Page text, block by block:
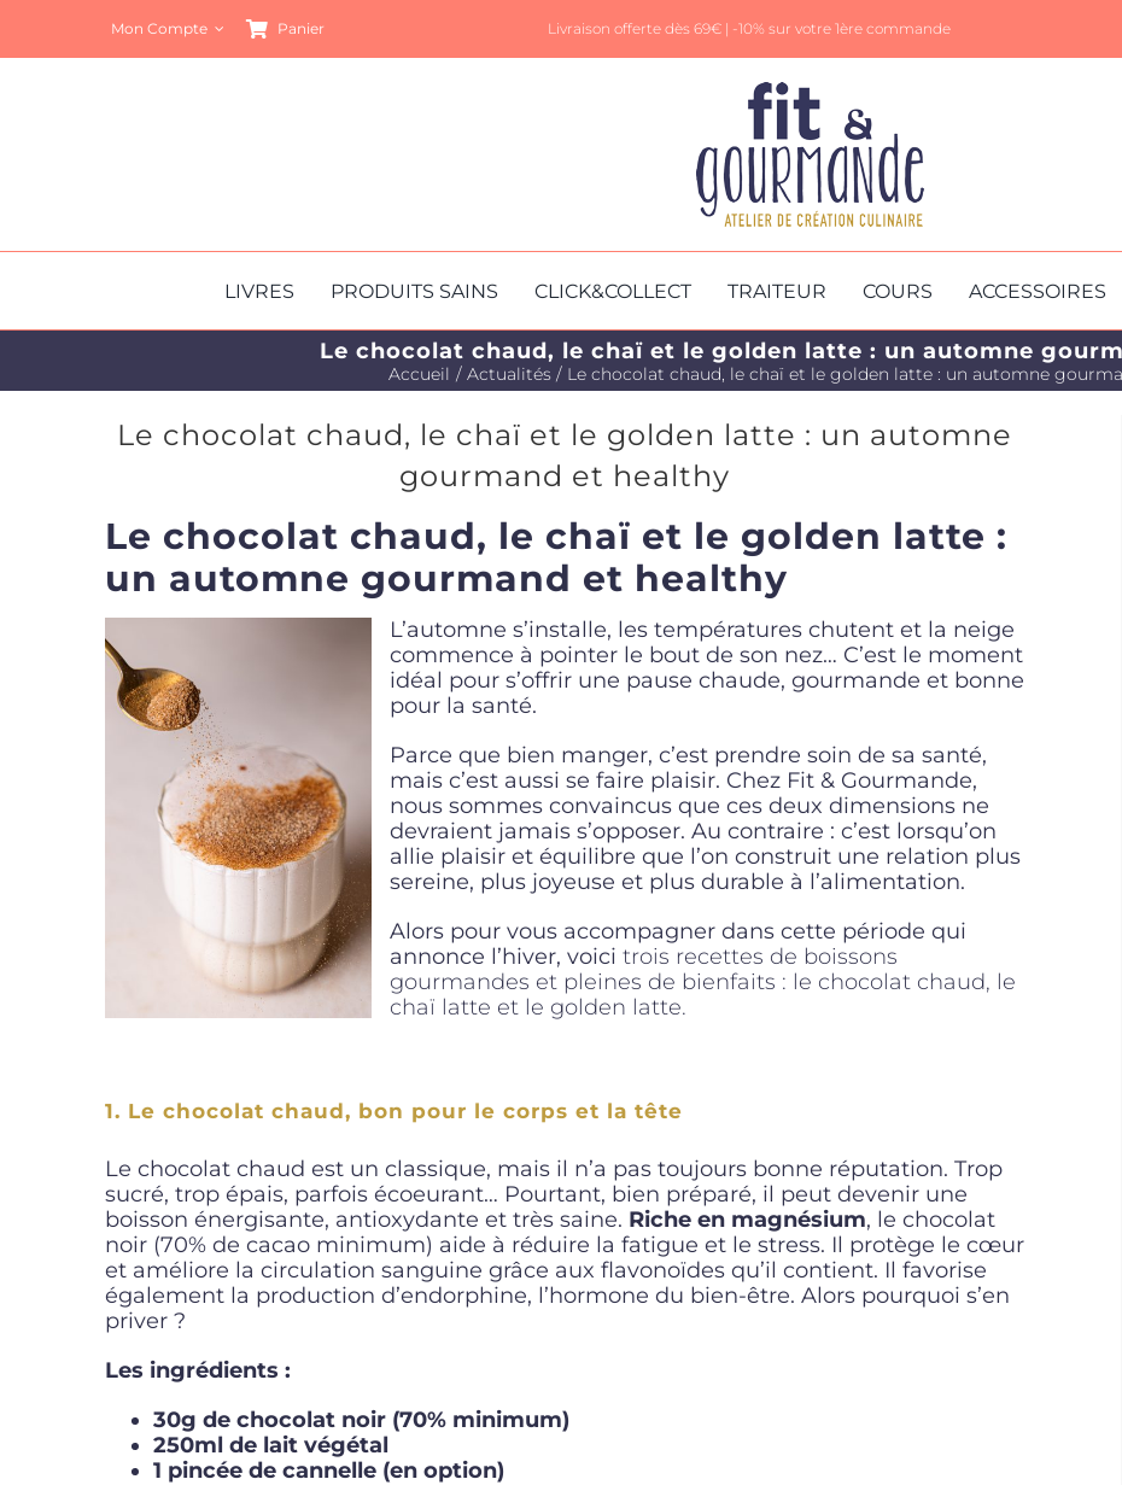
contenu
Mon Compte Panier Livraison offerte dès 69€ | -10% sur votre 1ère commande
LIVRES PRODUITS SAINS CLICK&COLLECT TRAITEUR COURS ACCESSOIRES
Le chocolat chaud, le chaï et le golden latte : un automne
Accueil Actualités Le chocolat chaud, le chaï et le golden latte : un automne
Le chocolat chaud, le chaï et le golden latte : un automne
gourmand et healthy
Le chocolat chaud, le chaï et le golden latte :
un automne gourmand et healthy
L’automne s’installe, les températures chutent et la neige
commence à pointer le bout de son nez… C’est le moment
idéal pour s’offrir une pause chaude, gourmande et bonne
pour la santé.
Parce que bien manger, c’est prendre soin de sa santé,
mais c’est aussi se faire plaisir. Chez Fit & Gourmande,
nous sommes convaincus que ces deux dimensions ne
devraient jamais s’opposer. Au contraire : c’est lorsqu’on
allie plaisir et équilibre que l’on construit une relation plus
sereine, plus joyeuse et plus durable à l’alimentation.
Alors pour vous accompagner dans cette période qui
annonce l’hiver, voici trois recettes de boissons
gourmandes et pleines de bienfaits : le chocolat chaud, le
chaï latte et le golden latte.
1. Le chocolat chaud, bon pour le corps et la tête
Le chocolat chaud est un classique, mais il n’a pas toujours bonne réputation. Trop
sucré, trop épais, parfois écoeurant… Pourtant, bien préparé, il peut devenir une
boisson énergisante, antioxydante et très saine. Riche en magnésium, le chocolat
noir (70% de cacao minimum) aide à réduire la fatigue et le stress. Il protège le cœur
et améliore la circulation sanguine grâce aux flavonoïdes qu’il contient. Il favorise
également la production d’endorphine, l’hormone du bien-être. Alors pourquoi s’en
priver ?
Les ingrédients :
30g de chocolat noir (70% minimum)
250ml de lait végétal
1 pincée de cannelle (en option)